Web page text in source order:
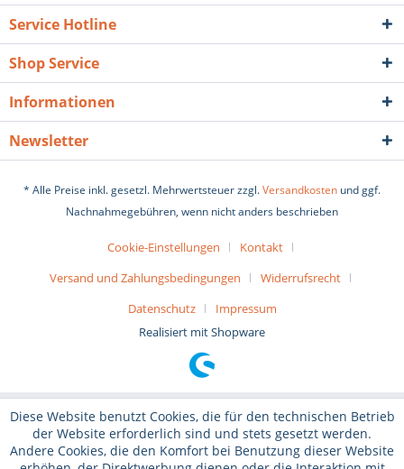
Service Hotline
Shop Service
Informationen
Newsletter
* Alle Preise inkl. gesetzl. Mehrwertsteuer zzgl.Versandkosten und ggf.
Nachnahmegebühren, wenn nicht anders beschrieben
Cookie-Einstellungen
Kontakt
Versand und Zahlungsbedingungen
Widerrufsrecht
Datenschutz
Impressum
Realisiert mit Shopware
Diese Website benutzt Cookies, die für den technischen Betrieb
der Website erforderlich sind und stets gesetzt werden.
Andere Cookies, die den Komfort bei Benutzung dieser Website